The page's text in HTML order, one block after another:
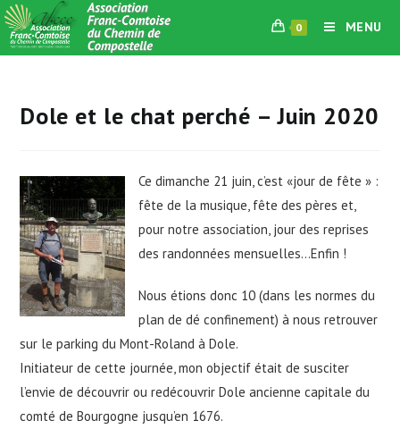
Skip
to
content
0 MENU
Dole et le chat perché – Juin 2020
Ce dimanche 21 juin, c’est «jour de fête » :
fête de la musique, fête des pères et,
pour notre association, jour des reprises
des randonnées mensuelles…Enfin !
Nous étions donc 10 (dans les normes du
plan de dé confinement) à nous retrouver
sur le parking du Mont-Roland à Dole.
Initiateur de cette journée, mon objectif était de susciter
l’envie de découvrir ou redécouvrir Dole ancienne capitale du
comté de Bourgogne jusqu’en 1676.